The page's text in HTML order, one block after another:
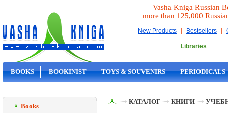
Vasha Kniga Russian
more than 125,000
New Products | Bestsellers |
Libraries
BOOKS BOOKINIST TOYS & SOUVENIRS PERIODICALS
Books
КАТАЛОГ КНИГИ